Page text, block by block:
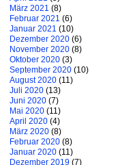
März 2021 (8)
Februar 2021 (6)
Januar 2021 (10)
Dezember 2020 (6)
November 2020 (8)
Oktober 2020 (3)
September 2020 (10)
August 2020 (11)
Juli 2020 (13)
Juni 2020 (7)
Mai 2020 (11)
April 2020 (4)
März 2020 (8)
Februar 2020 (8)
Januar 2020 (11)
Dezember 2019 (7)